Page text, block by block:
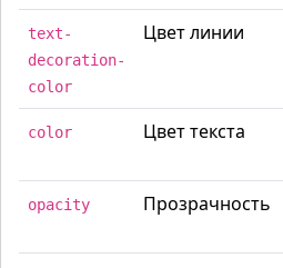
text-
decoration-
color
Цвет линии
color Цвет текста
opacity Прозрачность